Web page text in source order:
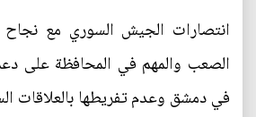
انتصارات الجيش السوري مع نجاح
الصعب والمهم في المحافظة على
في دمشق وعدم تفريطها بالعلاقات